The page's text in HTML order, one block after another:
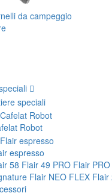
da campeggio
Robot
espresso
58 Flair 49 PRO Flair PRO
Flair NEO FLEX Flair